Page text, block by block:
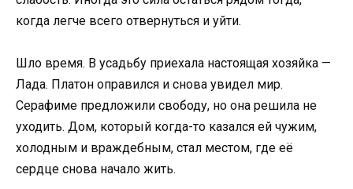
когда легче всего отвернуться и уйти.
Шло время. В усадьбу приехала настоящая хозяйка —
Лада. Платон оправился и снова увидел мир.
Серафиме предложили свободу, но она решила не
уходить. Дом, который когда-то казался ей чужим,
холодным и враждебным, стал местом, где её
сердце снова начало жить.